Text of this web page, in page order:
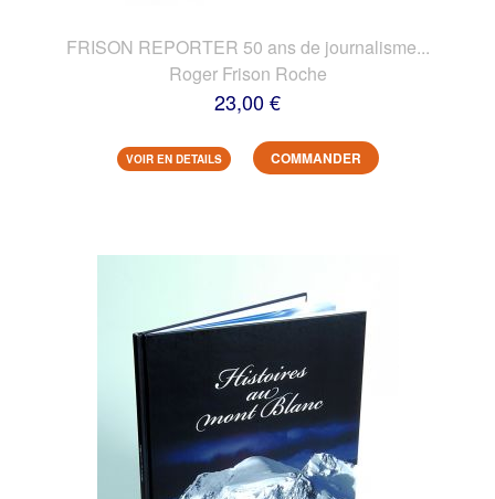
FRISON REPORTER 50 ans de journalisme...
Roger Frison Roche
23,00 €
VOIR EN DETAILS COMMANDER